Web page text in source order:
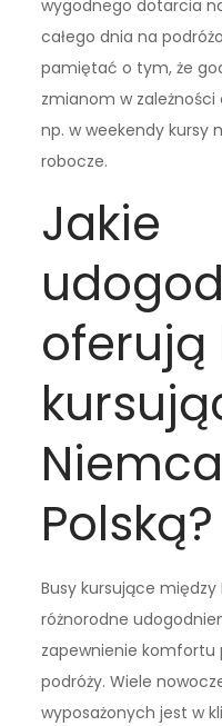
wygodnego dotarcia
całego dnia na
pamiętać o tym, że
zmianom w
np. w weekendy kursy
robocze.
Jakie
oferują
Polską?
Busy kursujące
różnorodne
zapewnienie komfortu
podróży. Wiele
wyposażonych jest w